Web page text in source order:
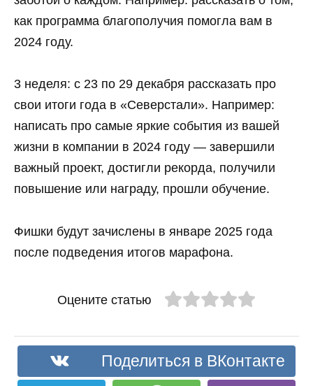
как программа благополучия помогла вам в
2024 году.
3 неделя: с 23 по 29 декабря рассказать про
свои итоги года в «Северстали». Например:
написать про самые яркие события из вашей
жизни в компании в 2024 году — завершили
важный проект, достигли рекорда, получили
повышение или награду, прошли обучение.
Фишки будут зачислены в январе 2025 года
после подведения итогов марафона.
Оцените статью
Поделиться в ВКонтакте